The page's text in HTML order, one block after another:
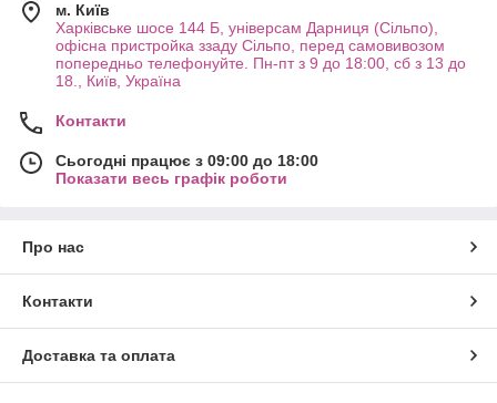
м. Київ
Харківське шосе 144 Б, універсам Дарниця (Сільпо),
офісна пристройка ззаду Сільпо, перед самовивозом
попередньо телефонуйте. Пн-пт з 9 до 18:00, сб з 13 до
18., Київ, Україна
Контакти
Сьогодні працює з 09:00 до 18:00
Показати весь графік роботи
Про нас
Контакти
Доставка та оплата